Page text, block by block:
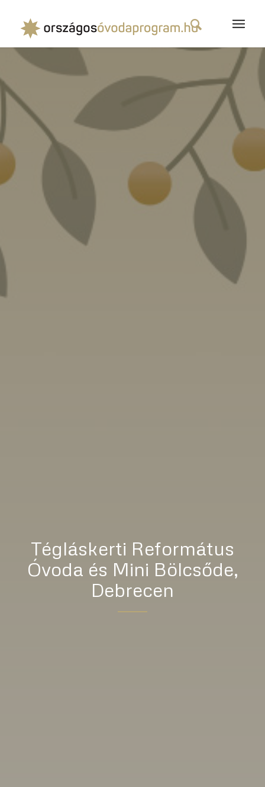
Tégláskerti Református
Óvoda és Mini Bölcsőde,
Debrecen